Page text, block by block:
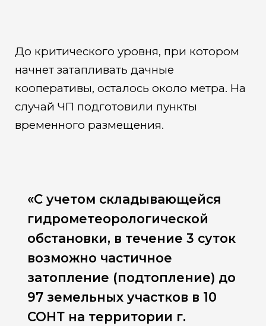
До критического уровня, при котором
начнет затапливать дачные
кооперативы, осталось около метра. На
случай ЧП подготовили пункты
временного размещения.
«С учетом складывающейся
гидрометеорологической
обстановки, в течение 3 суток
возможно частичное
затопление (подтопление) до
97 земельных участков в 10
СОНТ на территории г.